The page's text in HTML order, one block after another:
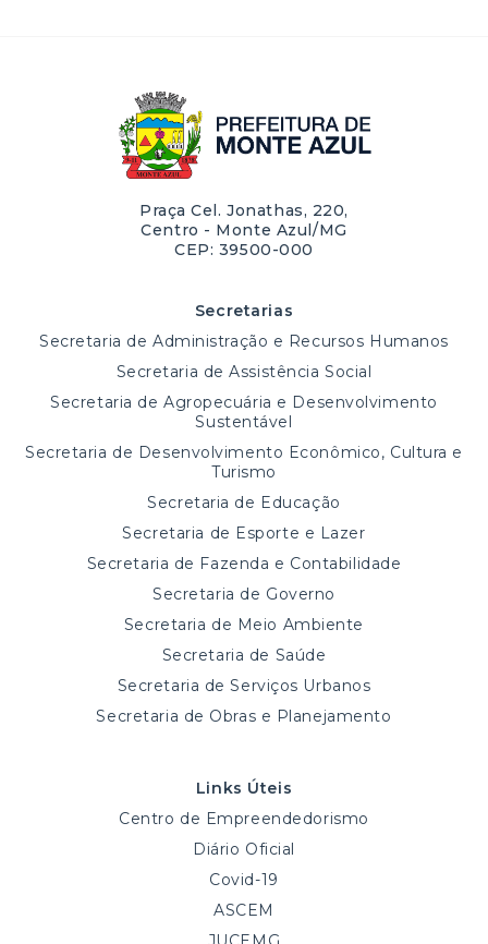
Praça Cel. Jonathas, 220,
Centro - Monte Azul/MG
CEP: 39500-000
Secretarias
Secretaria de Administração e Recursos Humanos
Secretaria de Assistência Social
Secretaria de Agropecuária e Desenvolvimento
Sustentável
Secretaria de Desenvolvimento Econômico, Cultura e
Turismo
Secretaria de Educação
Secretaria de Esporte e Lazer
Secretaria de Fazenda e Contabilidade
Secretaria de Governo
Secretaria de Meio Ambiente
Secretaria de Saúde
Secretaria de Serviços Urbanos
Secretaria de Obras e Planejamento
Links Úteis
Centro de Empreendedorismo
Diário Oficial
Covid-19
ASCEM